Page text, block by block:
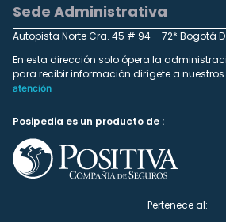
Sede Administrativa
Autopista Norte Cra. 45 # 94 – 72* Bogotá
En esta dirección solo ópera la
para recibir información dirígete a nuestros
atención
Posipedia es un producto de :
Pertenece al: